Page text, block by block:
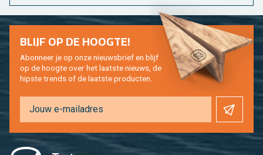
BLIJF OP DE HOOG­TE!
Abon­neer je op onze nieuws­brief en blijf
op de hoog­te over het laat­ste nieuws, de
hip­s­te trends of de laat­ste pro­duc­ten.